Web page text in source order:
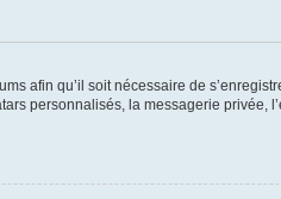
afin qu’il soit nécessaire de
personnalisés, la messagerie privée,